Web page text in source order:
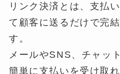
リンク決済とは、支払
て顧客に送るだけで完
す。
メールやSNS、チャッ
簡単に支払いを受け取